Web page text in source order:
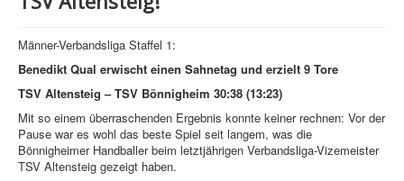
Männer-Verbandsliga Staffel 1:
Benedikt Qual erwischt einen Sahnetag und erzielt 9 Tore
TSV Altensteig – TSV Bönnigheim 30:38 (13:23)
Mit so einem überraschenden Ergebnis konnte keiner rechnen: Vor der
Pause war es wohl das beste Spiel seit langem, was die
Bönnigheimer Handballer beim letztjährigen Verbandsliga-Vizemeister
TSV Altensteig gezeigt haben.